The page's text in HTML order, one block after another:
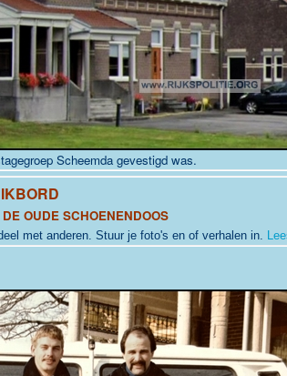
Scheemda gevestigd was.
OUDE SCHOENENDOOS
met anderen. Stuur je foto's en of verhalen in.